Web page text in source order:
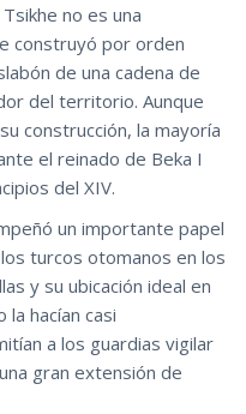
no es una
construyó por orden
de una cadena de
del territorio. Aunque
construcción, la mayoría
el reinado de Beka I
del XIV.
un importante papel
turcos otomanos en los
y su ubicación ideal en
hacían casi
a los guardias vigilar
gran extensión de